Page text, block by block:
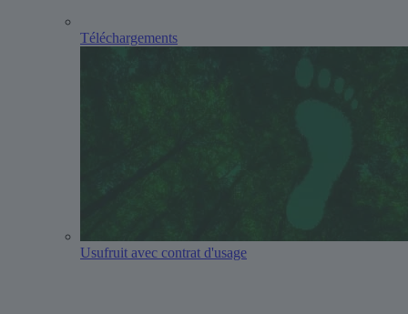
Téléchargements
Usufruit avec contrat d'usage